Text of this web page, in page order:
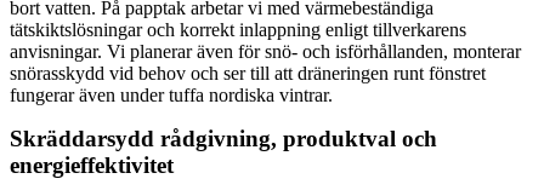
bort vatten. På papptak arbetar vi med värmebeständiga
tätskiktslösningar och korrekt inlappning enligt tillverkarens
anvisningar. Vi planerar även för snö- och isförhållanden, monterar
snörasskydd vid behov och ser till att dräneringen runt fönstret
fungerar även under tuffa nordiska vintrar.
Skräddarsydd rådgivning, produktval och
energieffektivitet